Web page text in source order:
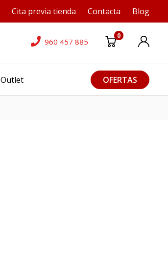
Cita previa tienda Contacta Blog
960 457 885
0
Outlet OFERTAS